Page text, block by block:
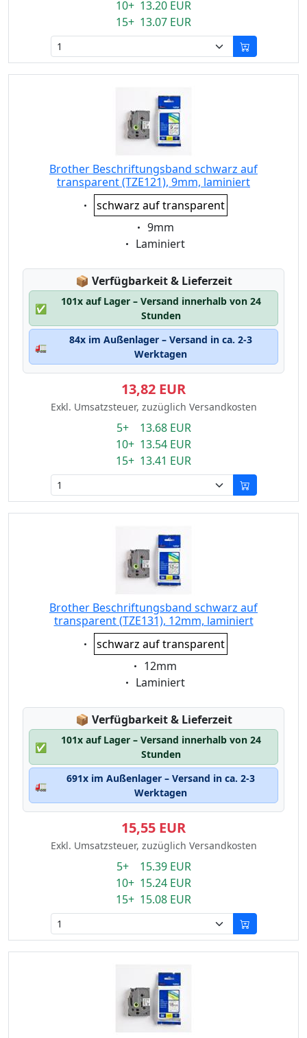
10+ 13.20 EUR
15+ 13.07 EUR
Brother Beschriftungsband schwarz auf
transparent (TZE121), 9mm, laminiert
Eigenschaft:
schwarz auf transparent
Eigenschaft:
9mm
Eigenschaft:
Laminiert
📦 Lagerstatus:
Verfügbarkeit & Lieferzeit
✅
101x auf Lager – Versand innerhalb von 24
Stunden
🚛
84x im Außenlager – Versand in ca. 2-3
Werktagen
13,82 EUR
Exkl. Umsatzsteuer, zuzüglich Versandkosten
5+ 13.68 EUR
10+ 13.54 EUR
15+ 13.41 EUR
Brother Beschriftungsband schwarz auf
transparent (TZE131), 12mm, laminiert
Eigenschaft:
schwarz auf transparent
Eigenschaft:
12mm
Eigenschaft:
Laminiert
📦 Lagerstatus:
Verfügbarkeit & Lieferzeit
✅
101x auf Lager – Versand innerhalb von 24
Stunden
🚛
691x im Außenlager – Versand in ca. 2-3
Werktagen
15,55 EUR
Exkl. Umsatzsteuer, zuzüglich Versandkosten
5+ 15.39 EUR
10+ 15.24 EUR
15+ 15.08 EUR